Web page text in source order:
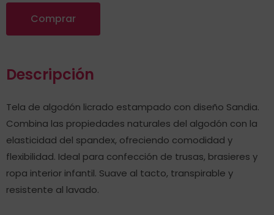
Comprar
Descripción
Tela de algodón licrado estampado con diseño Sandia.
Combina las propiedades naturales del algodón con la
elasticidad del spandex, ofreciendo comodidad y
flexibilidad. Ideal para confección de trusas, brasieres y
ropa interior infantil. Suave al tacto, transpirable y
resistente al lavado.